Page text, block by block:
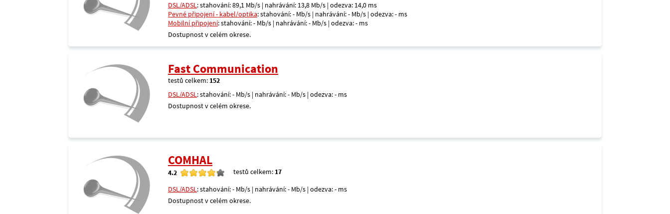
DSL/ADSL: stahování: 89,1 Mb/s | nahrávání: 13,8 Mb/s | odezva: 14,0 ms
Pevné připojení - kabel/optika: stahování: - Mb/s | nahrávání: - Mb/s | odezva: - ms
Mobilní připojení: stahování: - Mb/s | nahrávání: - Mb/s | odezva: - ms
Dostupnost v celém okrese.
Fast Communication
testů celkem: 152
DSL/ADSL: stahování: - Mb/s | nahrávání: - Mb/s | odezva: - ms
Dostupnost v celém okrese.
COMHAL
4.2 testů celkem: 17
DSL/ADSL: stahování: - Mb/s | nahrávání: - Mb/s | odezva: - ms
Dostupnost v celém okrese.